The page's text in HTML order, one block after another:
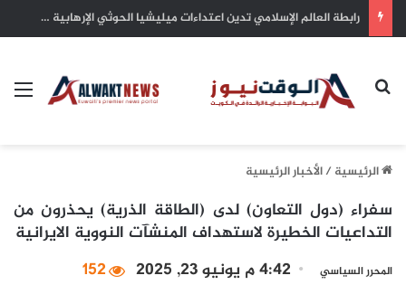
سمو أمير البلاد يهنئ رئيس كوت ديفوار بذكرى الاستقلال لبلاده
بحث عن
الرئيسية/الأخبار الرئيسية
سفراء (دول التعاون) لدى (الطاقة الذرية) يحذرون من
التداعيات الخطيرة لاستهداف المنشآت النووية الايرانية
المحرر السياسي 4:42 م يونيو 23, 2025 152